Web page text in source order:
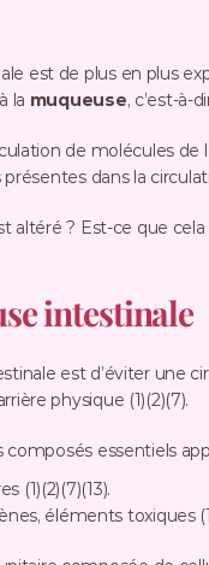
est de plus en plus
la muqueuse, c’est-à-
de molécules de
dans la
altéré ? Est-ce que
intestinale
physique (1)(2)(7).
composés essentiels
(1)(2)(7)(13).
éléments toxiques